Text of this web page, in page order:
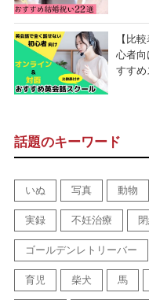
【比
心者
すすめ
話題のキーワード
いぬ 写真 動物
実録 不妊治療
ゴールデンレトリーバー
育児 柴犬 馬